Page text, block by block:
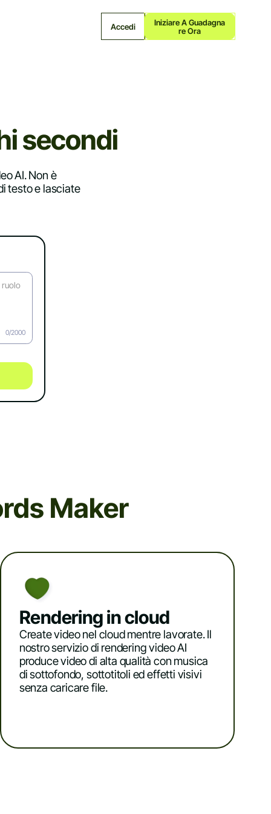
Accedi
Iniziare A Guadagna
Re Ora
secondi
AI. Non è
testo e lasciate
0/2000
Maker
Rendering in cloud
Create video nel cloud mentre lavorate. Il
nostro servizio di rendering video AI
produce video di alta qualità con musica
di sottofondo, sottotitoli ed effetti visivi
senza caricare file.